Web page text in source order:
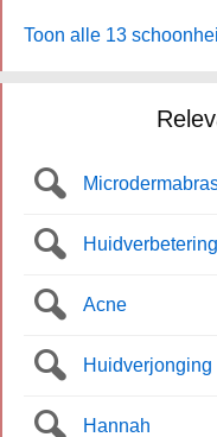
Toon alle 13
Huidverbetering
Acne
Huidverjonging
Hannah